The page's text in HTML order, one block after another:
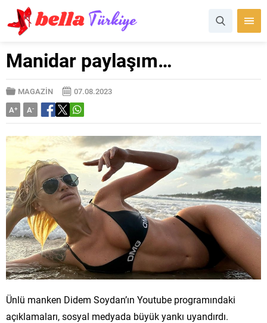
Manidar paylaşım…
MAGAZİN
07.08.2023
A+ A-
Ünlü manken Didem Soydan’ın Youtube programındaki
açıklamaları, sosyal medyada büyük yankı uyandırdı.